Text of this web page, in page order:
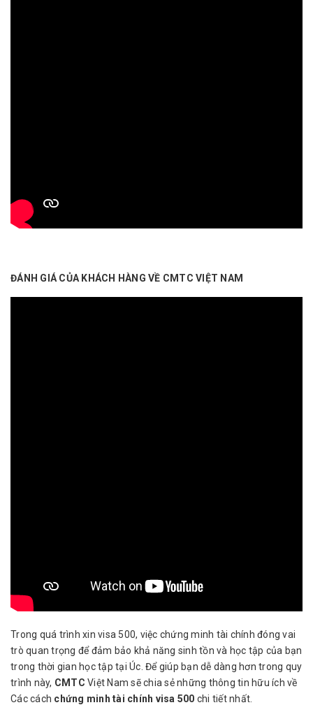
ĐÁNH GIÁ CỦA KHÁCH HÀNG VỀ CMTC VIỆT NAM
Trong quá trình xin visa 500, việc chứng minh tài chính đóng vai
trò quan trọng để đảm bảo khả năng sinh tồn và học tập của bạn
trong thời gian học tập tại Úc. Để giúp bạn dễ dàng hơn trong quy
trình này, CMTC Việt Nam sẽ chia sẻ những thông tin hữu ích về
Các cách chứng minh tài chính visa 500 chi tiết nhất.